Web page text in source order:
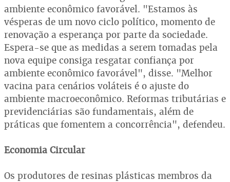
ambiente econômico favorável. "Estamos às
vésperas de um novo ciclo político, momento de
renovação a esperança por parte da sociedade.
Espera-se que as medidas a serem tomadas pela
nova equipe consiga resgatar confiança por
ambiente econômico favorável", disse. "Melhor
vacina para cenários voláteis é o ajuste do
ambiente macroeconômico. Reformas tributárias e
previdenciárias são fundamentais, além de
práticas que fomentem a concorrência", defendeu.
Economia Circular
Os produtores de resinas plásticas membros da